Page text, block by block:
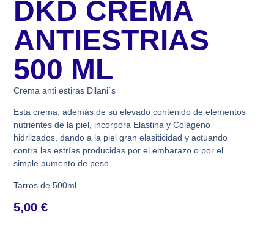
DKD CREMA
ANTIESTRIAS
500 ML
Crema anti estiras Dilani´s
Esta crema, además de su elevado contenido de elementos
nutrientes de la piel, incorpora Elastina y Colágeno
hidrlizados, dando a la piel gran elasiticidad y actuando
contra las estrías producidas por el embarazo o por el
simple aumento de peso.
Tarros de 500ml.
5,00€